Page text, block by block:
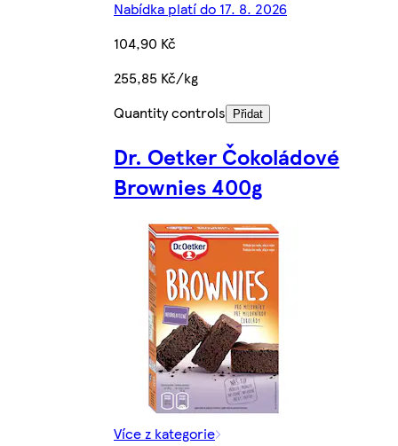
Nabídka platí do 17. 8. 2026
104,90 Kč
255,85 Kč/kg
Quantity controls
Přidat
Dr. Oetker Čokoládové
Brownies 400g
Více z kategorie